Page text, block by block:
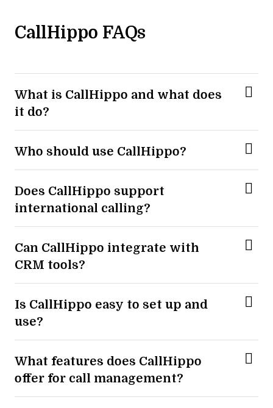
CallHippo FAQs
What is CallHippo and what does
it do?
Who should use CallHippo?
Does CallHippo support
international calling?
Can CallHippo integrate with
CRM tools?
Is CallHippo easy to set up and
use?
What features does CallHippo
offer for call management?